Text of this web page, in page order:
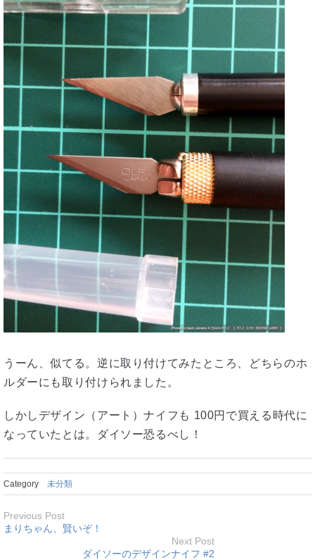
うーん、似てる。逆に取り付けてみたところ、どちらのホ
ルダーにも取り付けられました。
しかしデザイン（アート）ナイフも 100円で買える時代に
なっていたとは。ダイソー恐るべし！
Category 未分類
Previous Post
まりちゃん、賢いぞ！
Next Post
ダイソーのデザインナイフ #2